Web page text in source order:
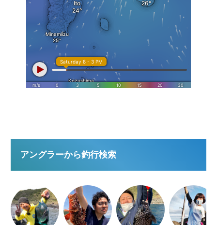
アングラーから釣行検索